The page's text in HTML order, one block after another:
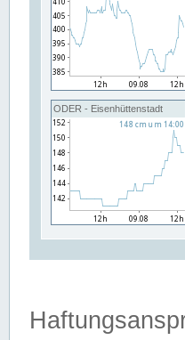
ODER - Eisenhüttenstadt